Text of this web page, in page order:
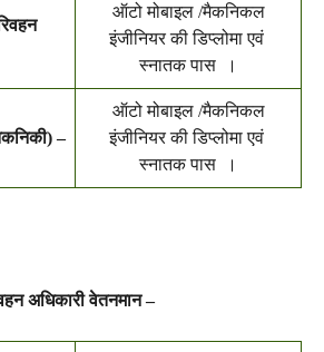
ऑटो मोबाइल /मैकनिकल
इंजीनियर की डिप्लोमा एवं
स्नातक पास ।
–
ऑटो मोबाइल /मैकनिकल
इंजीनियर की डिप्लोमा एवं
स्नातक पास ।
अधिकारी वेतनमान –